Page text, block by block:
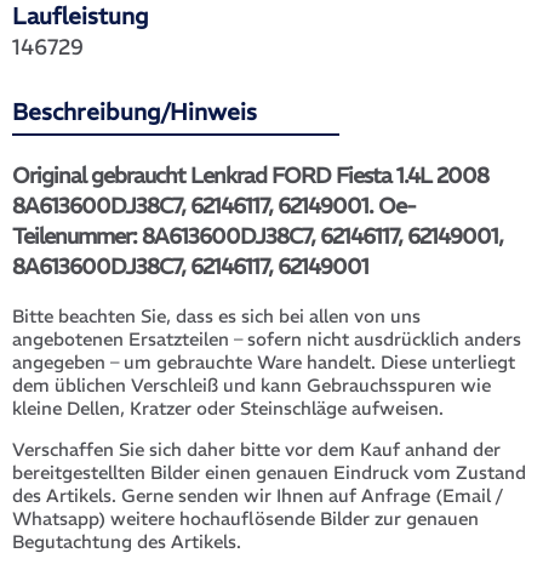
Laufleistung
146729
Beschreibung/Hinweis
Original gebraucht Lenkrad FORD Fiesta 1.4L 2008
8A613600DJ38C7, 62146117, 62149001. Oe-
Teilenummer: 8A613600DJ38C7, 62146117, 62149001,
8A613600DJ38C7, 62146117, 62149001
Bitte beachten Sie, dass es sich bei allen von uns
angebotenen Ersatzteilen – sofern nicht ausdrücklich anders
angegeben – um gebrauchte Ware handelt. Diese unterliegt
dem üblichen Verschleiß und kann Gebrauchsspuren wie
kleine Dellen, Kratzer oder Steinschläge aufweisen.
Verschaffen Sie sich daher bitte vor dem Kauf anhand der
bereitgestellten Bilder einen genauen Eindruck vom Zustand
des Artikels. Gerne senden wir Ihnen auf Anfrage (Email /
Whatsapp) weitere hochauflösende Bilder zur genauen
Begutachtung des Artikels.